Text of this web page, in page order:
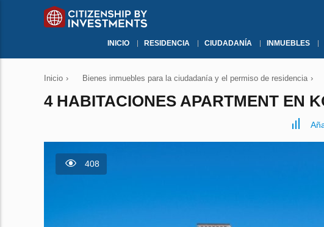
INICIO RESIDENCIA CIUDADANÍA INMUEBLES
Inicio › Bienes inmuebles para la ciudadanía y el permiso de residencia ›
4 HABITACIONES APARTMENT EN
408